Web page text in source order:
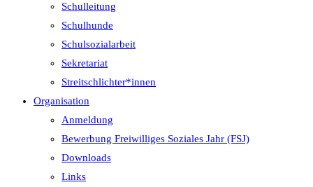
Schulleitung
Schulhunde
Schulsozialarbeit
Sekretariat
Streitschlichter*innen
Organisation
Anmeldung
Bewerbung Freiwilliges Soziales Jahr (FSJ)
Downloads
Links